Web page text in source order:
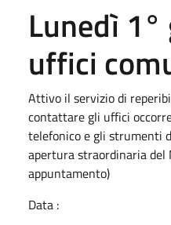
Lunedì
uffici
Attivo il servizio di
contattare gli uffici
telefonico e gli strumenti
apertura straordinaria del
appuntamento)
Data :